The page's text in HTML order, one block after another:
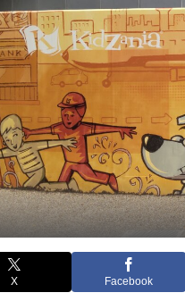
X Facebook